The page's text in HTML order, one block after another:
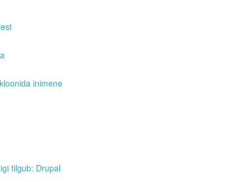
inimene
tilgub: Drupal